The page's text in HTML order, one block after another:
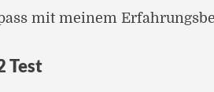
mit meinem
Test